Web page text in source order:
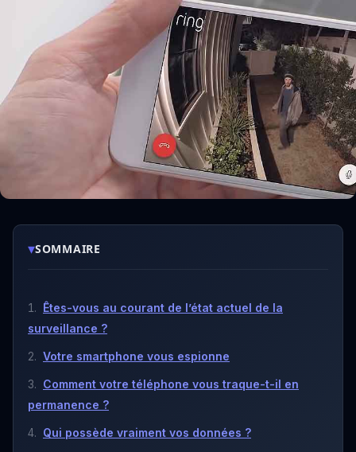
▾SOMMAIRE
Êtes-vous au courant de l’état actuel de la
surveillance ?
Votre smartphone vous espionne
Comment votre téléphone vous traque-t-il en
permanence ?
Qui possède vraiment vos données ?